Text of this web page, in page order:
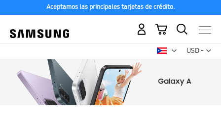
Aceptamos las principales tarjetas de crédito.
USD -
dólar
Mi carrito